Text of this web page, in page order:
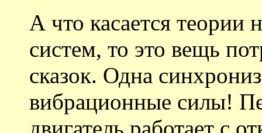
А что касается
систем, то это вещь
сказок. Одна
вибрационные силы!